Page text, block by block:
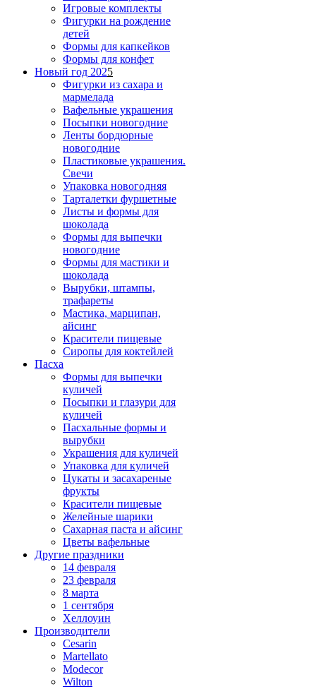
Игровые комплекты
Фигурки на рождение
детей
Формы для капкейков
Формы для конфет
Новый год 2025
Фигурки из сахара и
мармелада
Вафельные украшения
Посыпки новогодние
Ленты бордюрные
новогодние
Пластиковые украшения.
Свечи
Упаковка новогодняя
Тарталетки фуршетные
Листы и формы для
шоколада
Формы для выпечки
новогодние
Формы для мастики и
шоколада
Вырубки, штампы,
трафареты
Мастика, марципан,
айсинг
Красители пищевые
Сиропы для коктейлей
Пасха
Формы для выпечки
куличей
Посыпки и глазури для
куличей
Пасхальные формы и
вырубки
Украшения для куличей
Упаковка для куличей
Цукаты и засахареные
фрукты
Красители пищевые
Желейные шарики
Сахарная паста и айсинг
Цветы вафельные
Другие праздники
14 февраля
23 февраля
8 марта
1 сентября
Хеллоуин
Производители
Cesarin
Martellato
Modecor
Wilton